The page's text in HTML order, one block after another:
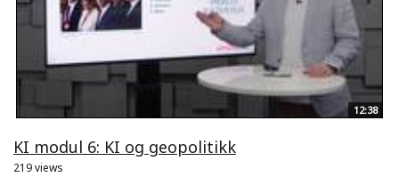
12:38
KI modul 6: KI og geopolitikk
219 views